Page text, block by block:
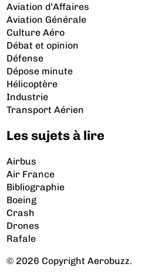
Aviation d’Affaires
Aviation Générale
Culture Aéro
Débat et opinion
Défense
Dépose minute
Hélicoptère
Industrie
Transport Aérien
Les sujets à lire
Airbus
Air France
Bibliographie
Boeing
Crash
Drones
Rafale
© 2026 Copyright Aerobuzz.